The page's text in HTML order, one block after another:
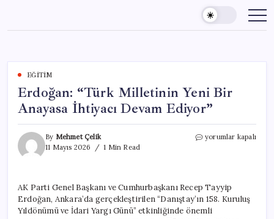
content
EĞITIM
Erdoğan: “Türk Milletinin Yeni Bir
Anayasa İhtiyacı Devam Ediyor”
By Mehmet Çelik
11 Mayıs 2026
1 Min Read
Erdoğan:
Anayasa
İhtiyacı
Devam
yorumlar kapalı
AK Parti Genel Başkanı ve Cumhurbaşkanı Recep Tayyip
Erdoğan, Ankara’da gerçekleştirilen “Danıştay’ın 158. Kuruluş
Yıldönümü ve İdari Yargı Günü” etkinliğinde önemli